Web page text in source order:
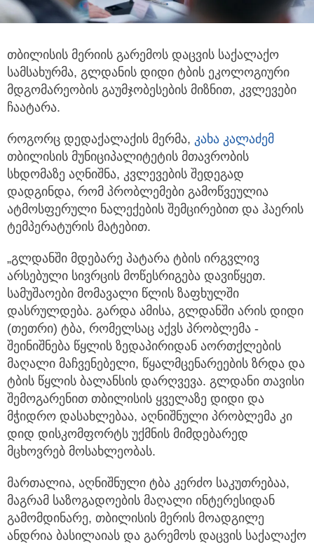
თბილისის მერიის გარემოს დაცვის საქალაქო
სამსახურმა, გლდანის დიდი ტბის ეკოლოგიური
მდგომარეობის გაუმჯობესების მიზნით, კვლევები
ჩაატარა.
როგორც დედაქალაქის მერმა, კახა კალაძემ
თბილისის მუნიციპალიტეტის მთავრობის
სხდომაზე აღნიშნა, კვლევების შედეგად
დადგინდა, რომ პრობლემები გამოწვეულია
ატმოსფერული ნალექების შემცირებით და ჰაერის
ტემპერატურის მატებით.
„გლდანში მდებარე პატარა ტბის ირგვლივ
არსებული სივრცის მოწესრიგება დავიწყეთ.
სამუშაოები მომავალი წლის ზაფხულში
დასრულდება. გარდა ამისა, გლდანში არის დიდი
(თეთრი) ტბა, რომელსაც აქვს პრობლემა -
შეინიშნება წყლის ზედაპირიდან აორთქლების
მაღალი მაჩვენებელი, წყალმცენარეების ზრდა და
ტბის წყლის ბალანსის დარღვევა. გლდანი თავისი
შემოგარენით თბილისის ყველაზე დიდი და
მჭიდრო დასახლებაა, აღნიშნული პრობლემა კი
დიდ დისკომფორტს უქმნის მიმდებარედ
მცხოვრებ მოსახლეობას.
მართალია, აღნიშნული ტბა კერძო საკუთრებაა,
მაგრამ საზოგადოების მაღალი ინტერესიდან
გამომდინარე, თბილისის მერის მოადგილე
ანდრია ბასილაიას და გარემოს დაცვის საქალაქო